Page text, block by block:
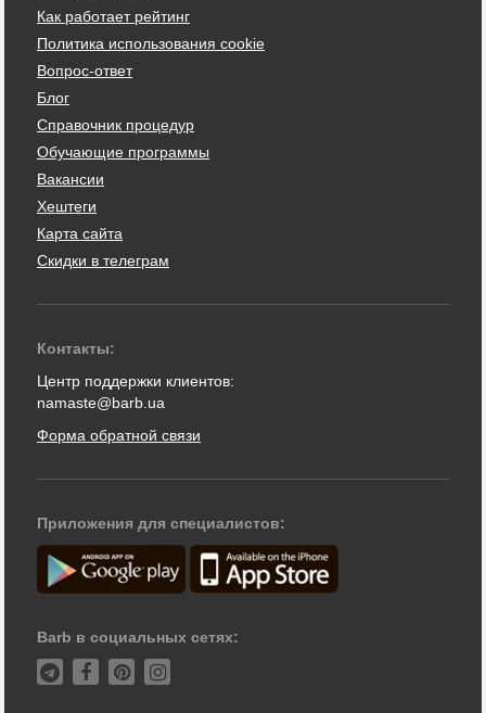
Как работает рейтинг
Политика использования cookie
Вопрос-ответ
Блог
Справочник процедур
Обучающие программы
Вакансии
Хештеги
Карта сайта
Скидки в телеграм
Контакты:
Центр поддержки клиентов:
namaste@barb.ua
Форма обратной связи
Приложения для специалистов:
Barb в социальных сетях: